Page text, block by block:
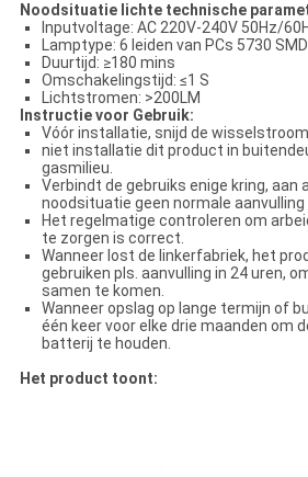
Noodsituatie lichte technische
Inputvoltage: AC 220V-240V 50Hz/
Lamptype: 6 leiden van PCs 5730 SMD
Duurtijd: ≥180 mins
Omschakelingstijd: ≤1 S
Lichtstromen: >200LM
Instructie voor Gebruik:
Vóór installatie, snijd de
niet installatie dit product in
gasmilieu.
Verbindt de gebruiks enige kring, aan
noodsituatie geen normale
Het regelmatige controleren om
te zorgen is correct.
Wanneer lost de linkerfabriek, het
gebruiken pls. aanvulling in 24 uren,
samen te komen.
Wanneer opslag op lange termijn of
één keer voor elke drie maanden om
batterij te houden.
Het product toont: